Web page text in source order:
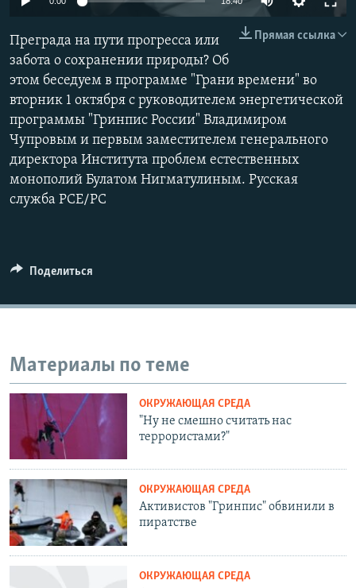
Прямая ссылка
Преграда на пути прогресса или
забота о сохранении природы? Об
этом беседуем в программе "Грани времени" во
вторник 1 октября с руководителем энергетической
программы "Гринпис России" Владимиром
Чупровым и первым заместителем генерального
директора Института проблем естественных
монополий Булатом Нигматулиным. Русская
служба РСЕ/РС
Поделиться
Материалы по теме
ОКРУЖАЮЩАЯ СРЕДА
"Ну не смешно считать нас
террористами?"
ОКРУЖАЮЩАЯ СРЕДА
Активистов "Гринпис" обвинили в
пиратстве
ОКРУЖАЮЩАЯ СРЕДА